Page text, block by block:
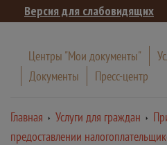
Версия для слабовидящих
Центры "Мои документы"
Документы
Пресс-центр
Главная Услуги для граждан
предоставлении